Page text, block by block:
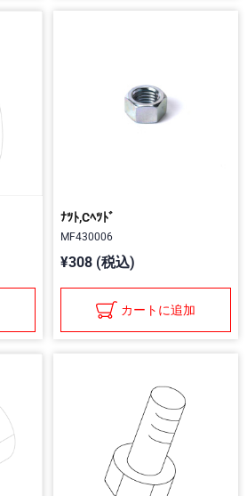
ﾅﾂﾄ,Cﾍﾂﾄﾞ
MF430006
¥308 (税込)
カートに追加